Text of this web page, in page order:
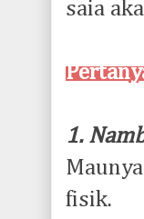
saia
1.
fisik.